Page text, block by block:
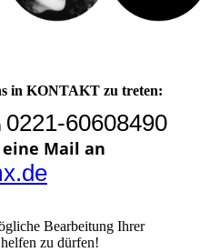
in KONTAKT zu treten:
0221-60608490
Mail an
Bearbeitung Ihrer
zu dürfen!